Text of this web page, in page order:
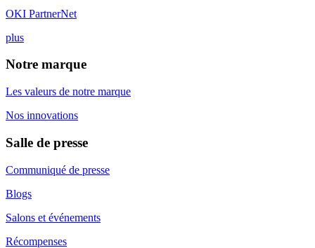
OKI PartnerNet
plus
Notre marque
Les valeurs de notre marque
Nos innovations
Salle de presse
Communiqué de presse
Blogs
Salons et événements
Récompenses